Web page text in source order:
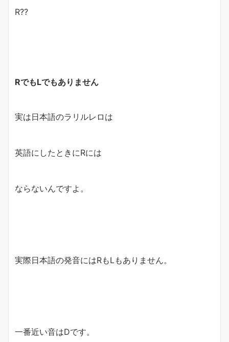
R??
RでもLでもありません
実は日本語のラリルレロは
英語にしたときにRには
ならないんですよ。
実際日本語の発音にはRもLもありません。
一番近い音はDです。